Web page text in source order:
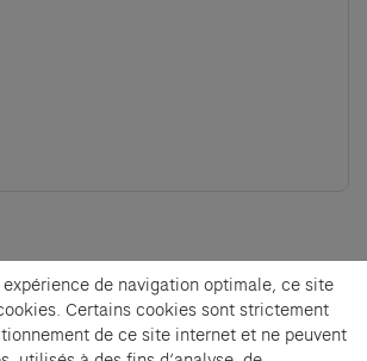
de navigation optimale, ce site
Certains cookies sont strictement
de ce site internet et ne peuvent